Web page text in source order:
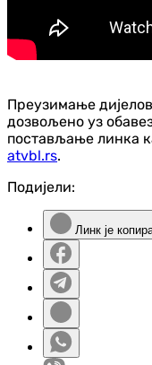
Преузимање
дозвољено уз
постављање линка
atvbl.rs.
Подијели:
Линк је